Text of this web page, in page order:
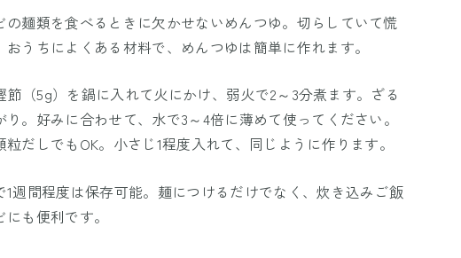
麺類を食べるときに欠かせないめんつゆ。切らしていて慌
うちによくある材料で、めんつゆは簡単に作れます。
（5g）を鍋に入れて火にかけ、弱火で2～3分煮ます。ざる
。好みに合わせて、水で3～4倍に薄めて使ってください。
だしでもOK。小さじ1程度入れて、同じように作ります。
週間程度は保存可能。麺につけるだけでなく、炊き込みご飯
も便利です。